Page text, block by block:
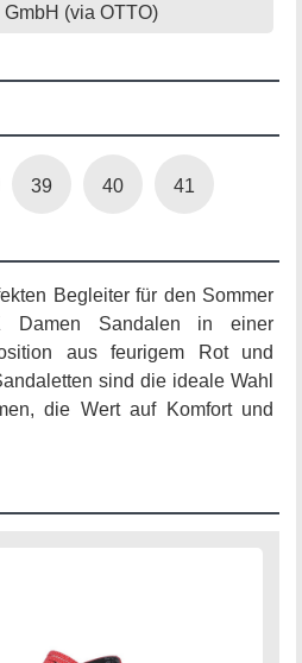
(via OTTO)
39 40 41
Begleiter für den Sommer
Damen Sandalen in einer
aus feurigem Rot und
sind die ideale Wahl
die Wert auf Komfort und